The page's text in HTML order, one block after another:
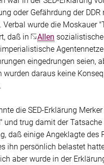
oder Gefährdung der DDR
Verbal wurde die Moskauer
daß in
Allen
eingedrungen seien,
wurden daraus keine
die SED-Erklärung
und trug damit der Tatsache
daß einige Angeklagte des
ihn persönlich belastet
aber wurde in der